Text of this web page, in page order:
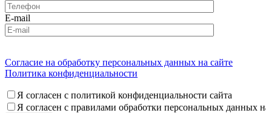
E-mail
Согласие на обработку персональных данных на сайте
Политика конфиденциальности
Я согласен с политикой конфиденциальности сайта
Я согласен с правилами обработки персональных данных